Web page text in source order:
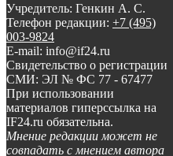
Учредитель: Генкин А. С.
Телефон редакции: +7 (495)
003-9824
E-mail: info@if24.ru
Свидетельство о регистрации
СМИ: ЭЛ № ФС 77 - 67477
При использовании
материалов гиперссылка на
IF24.ru обязательна.
Мнение редакции может не
совпадать с мнением автора